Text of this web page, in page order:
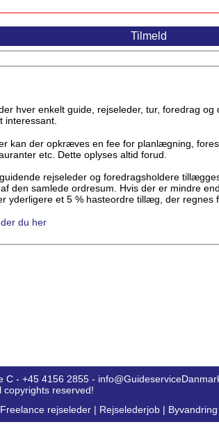
hver enkelt guide, rejseleder, tur, foredrag
interessant.
kan der opkræves en fee for planlægning,
etc. Dette oplyses altid forud.
rejseleder og foredragsholdere
den samlede ordresum. Hvis der er mindre
yderligere et 5 % hasteordre tillæg, der regnes
du her
- +45 4156 2855 -
copyrights reserved!
Freelance rejseleder | Rejselederjob | Byvandring